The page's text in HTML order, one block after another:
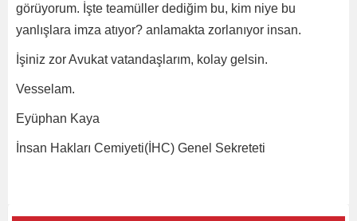
görüyorum. İşte teamüller dediğim bu, kim niye bu
yanlışlara imza atıyor? anlamakta zorlanıyor insan.
İşiniz zor Avukat vatandaşlarım, kolay gelsin.
Vesselam.
Eyüphan Kaya
İnsan Hakları Cemiyeti(İHC) Genel Sekreteti